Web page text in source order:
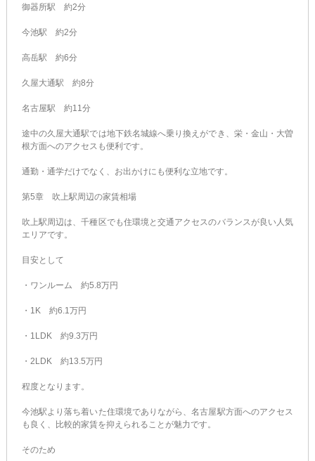
御器所駅 約2分
今池駅 約2分
高岳駅 約6分
久屋大通駅 約8分
名古屋駅 約11分
途中の久屋大通駅では地下鉄名城線へ乗り換えができ、栄・金山・大曽
根方面へのアクセスも便利です。
通勤・通学だけでなく、お出かけにも便利な立地です。
第5章 吹上駅周辺の家賃相場
吹上駅周辺は、千種区でも住環境と交通アクセスのバランスが良い人気
エリアです。
目安として
・ワンルーム 約5.8万円
・1K 約6.1万円
・1LDK 約9.3万円
・2LDK 約13.5万円
程度となります。
今池駅より落ち着いた住環境でありながら、名古屋駅方面へのアクセス
も良く、比較的家賃を抑えられることが魅力です。
そのため